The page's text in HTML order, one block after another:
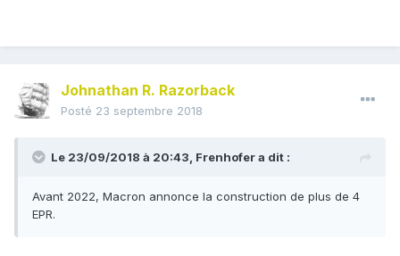
Johnathan R. Razorback
Posté 23 septembre 2018
Le 23/09/2018 à 20:43, Frenhofera dit :
Avant 2022, Macron annonce la construction de plus de 4
EPR.